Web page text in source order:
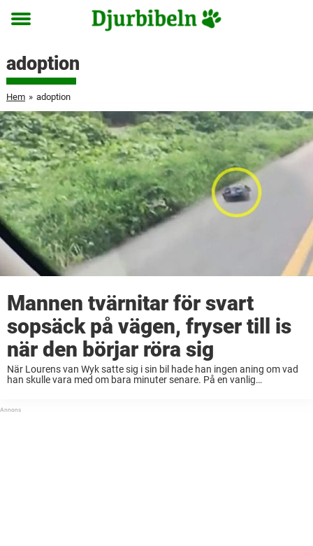
Toggle
adoption
Hem » adoption
Mannen tvärnitar för svart
sopsäck på vägen, fryser till is
när den börjar röra sig
När Lourens van Wyk satte sig i sin bil hade han ingen aning om vad
han skulle vara med om bara minuter senare. På en vanlig